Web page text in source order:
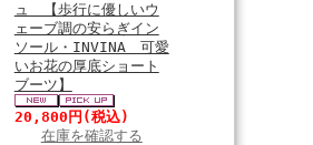
ュ 【歩行に優しいウ
ェーブ調の安らぎイン
ソール・INVINA 可愛
いお花の厚底ショート
ブーツ】
20,800円 (税込)
在庫を確認する